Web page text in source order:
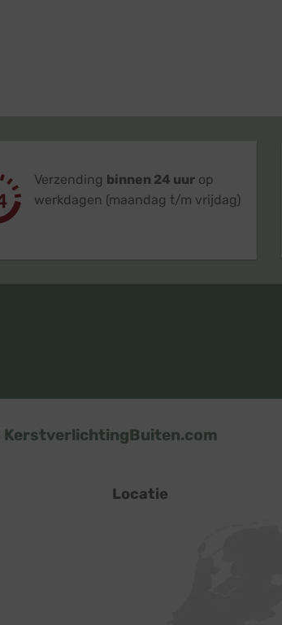
Verzending binnen 24 uurop
werkdagen (maandag t/m vrijdag)
KerstverlichtingBuiten.com
Locatie